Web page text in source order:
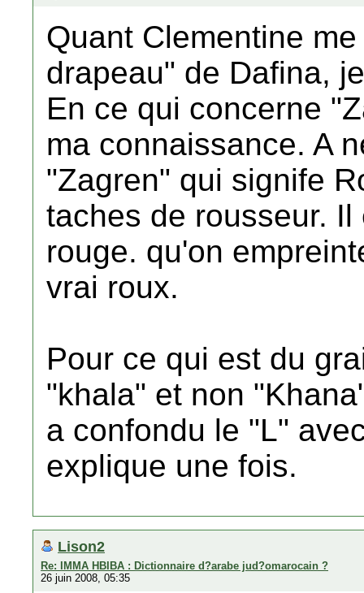
Quant Clementine
drapeau" de Dafina,
En ce qui concerne
ma connaissance. A
"Zagren" qui signife
taches de rousseur.
rouge. qu'on
vrai roux.
Pour ce qui est du
"khala" et non
a confondu le "L"
explique une fois.
Lison2
Re: IMMA HBIBA : Dictionnaire d?arabe jud?omarocain ?
26 juin 2008, 05:35